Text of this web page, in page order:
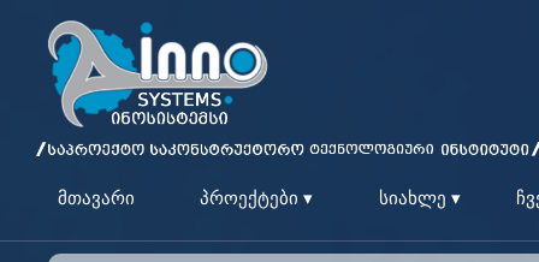
მთავარი პროექტები ▾ სიახლე ▾